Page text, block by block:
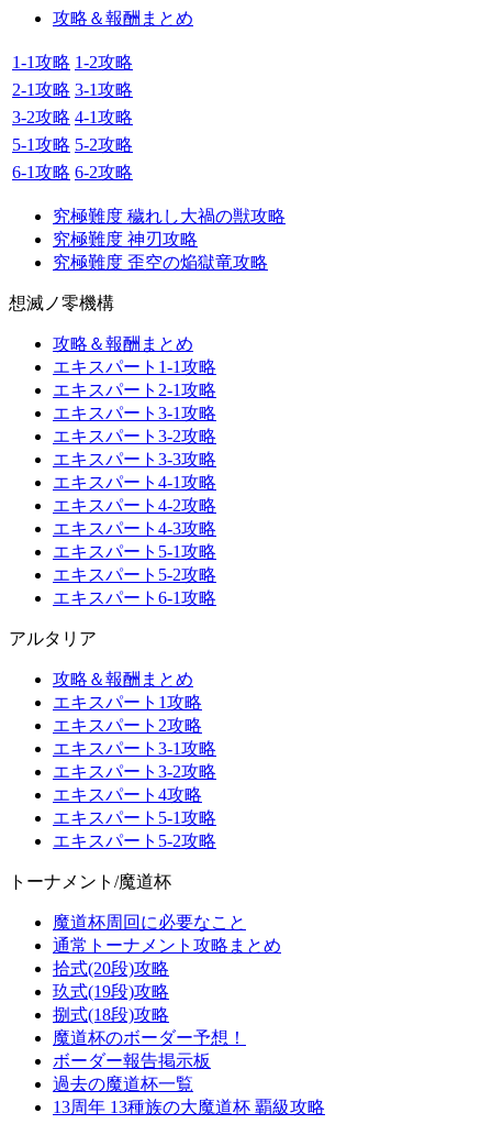
攻略＆報酬まとめ
1-1攻略 1-2攻略
2-1攻略 3-1攻略
3-2攻略 4-1攻略
5-1攻略 5-2攻略
6-1攻略 6-2攻略
究極難度 穢れし大禍の獣攻略
究極難度 神刃攻略
究極難度 歪空の焔獄竜攻略
想滅ノ零機構
攻略＆報酬まとめ
エキスパート1-1攻略
エキスパート2-1攻略
エキスパート3-1攻略
エキスパート3-2攻略
エキスパート3-3攻略
エキスパート4-1攻略
エキスパート4-2攻略
エキスパート4-3攻略
エキスパート5-1攻略
エキスパート5-2攻略
エキスパート6-1攻略
アルタリア
攻略＆報酬まとめ
エキスパート1攻略
エキスパート2攻略
エキスパート3-1攻略
エキスパート3-2攻略
エキスパート4攻略
エキスパート5-1攻略
エキスパート5-2攻略
トーナメント/魔道杯
魔道杯周回に必要なこと
通常トーナメント攻略まとめ
拾式(20段)攻略
玖式(19段)攻略
捌式(18段)攻略
魔道杯のボーダー予想！
ボーダー報告掲示板
過去の魔道杯一覧
13周年 13種族の大魔道杯 覇級攻略